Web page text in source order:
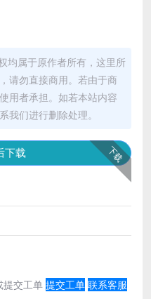
均属于原作者所有，这里所
请勿直接商用。若由于商
用者承担。如若本站内容
我们进行删除处理。
下载
下载
提交工单 提交工单 联系客服